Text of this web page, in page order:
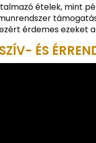
ételek, mint
érdemes ezeket
ÉS